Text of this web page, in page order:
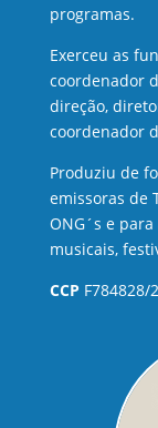
programas.
Exerceu as
coordenador
direção,
coordenador
Produziu de
emissoras de
ONG´s e
musicais,
CCP F784828/